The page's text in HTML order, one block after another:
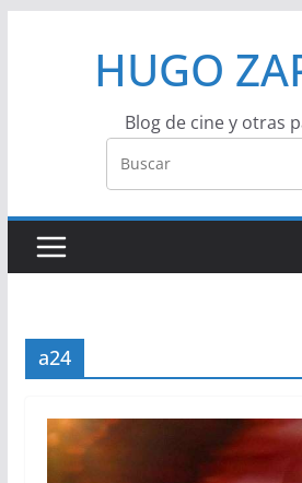
HUGO
Blog de cine y otras
a24